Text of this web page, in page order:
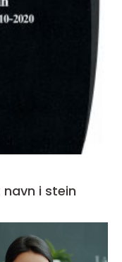
et navn i stein